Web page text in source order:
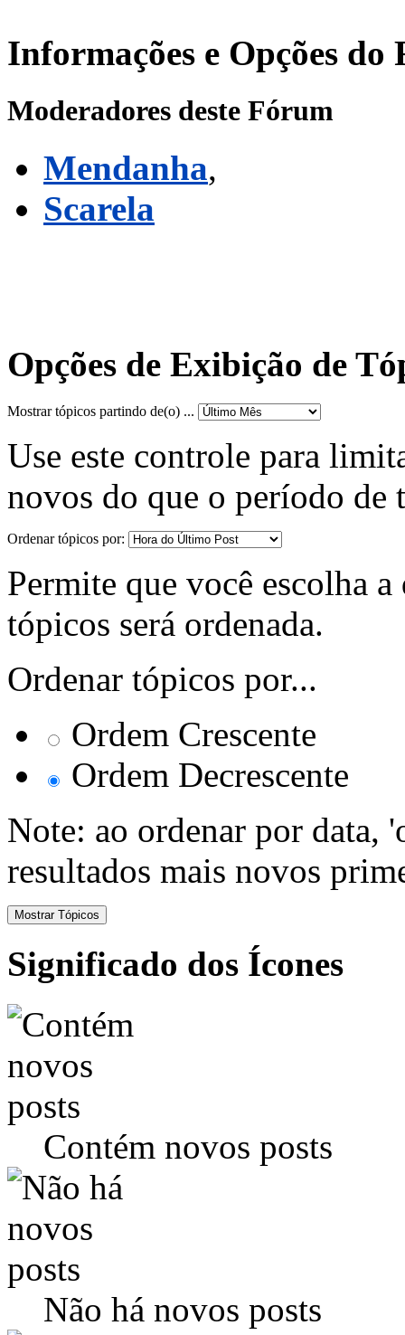
Informações e Opções do
Moderadores deste Fórum
Mendanha,
Scarela
Opções de Exibição de
Mostrar tópicos partindo de(o) ...
Use este controle para
novos do que o período de
Ordenar tópicos por:
Permite que você escolha
tópicos será ordenada.
Ordenar tópicos por...
Ordem Crescente
Ordem Decrescente
Note: ao ordenar por data,
resultados mais novos
Significado dos Ícones
Contém novos posts
Não há novos posts